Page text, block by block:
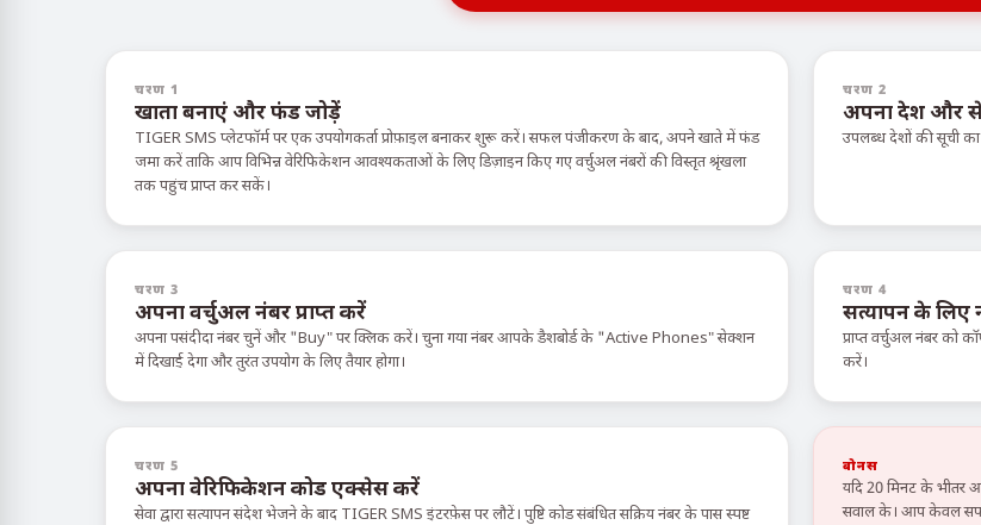
चरण 1
खाता बनाएं और फंड जोड़ें
TIGER SMS प्लेटफॉर्म पर एक उपयोगकर्ता प्रोफ़ाइल बनाकर शुरू करें। सफल पंजीकरण के बाद, अपने खाते में फंड
जमा करें ताकि आप विभिन्न वेरिफिकेशन आवश्यकताओं के लिए डिज़ाइन किए गए वर्चुअल नंबरों की विस्तृत श्रृंखला
तक पहुंच प्राप्त कर सकें।
चरण 2
अपना देश और
उपलब्ध देशों की सूची
चरण 3
अपना वर्चुअल नंबर प्राप्त करें
अपना पसंदीदा नंबर चुनें और "Buy" पर क्लिक करें। चुना गया नंबर आपके डैशबोर्ड के "Active Phones" सेक्शन
में दिखाई देगा और तुरंत उपयोग के लिए तैयार होगा।
चरण 4
सत्यापन के लिए
प्राप्त वर्चुअल नंबर को
करें।
चरण 5
अपना वेरिफिकेशन कोड एक्सेस करें
सेवा द्वारा सत्यापन संदेश भेजने के बाद TIGER SMS इंटरफ़ेस पर लौटें। पुष्टि कोड संबंधित सक्रिय नंबर के पास स्पष्ट
बोनस
यदि 20 मिनट के भीतर
सवाल के। आप केवल